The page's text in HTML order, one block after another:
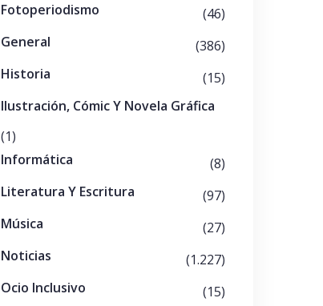
Fotoperiodismo
(46)
General
(386)
Historia
(15)
Ilustración, Cómic Y Novela Gráfica
(1)
Informática
(8)
Literatura Y Escritura
(97)
Música
(27)
Noticias
(1.227)
Ocio Inclusivo
(15)